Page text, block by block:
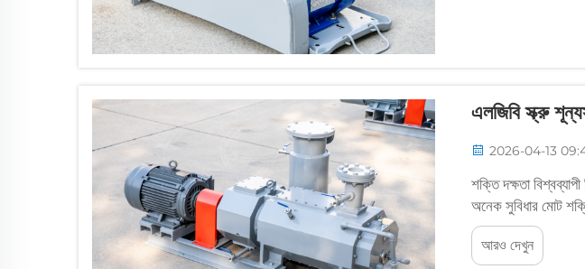
এলজিবি স্ক্রু
2026-04-13
শক্তি দক্ষতা
অনেক সুবিধার মোট
আরও দেখুন